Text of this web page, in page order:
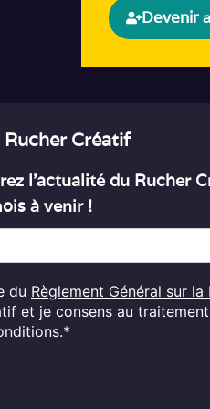
Devenir
Créatif
l’actualité du Rucher
à venir !
du Règlement Général sur
et je consens au